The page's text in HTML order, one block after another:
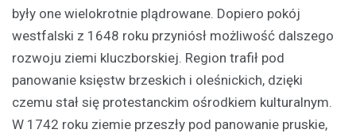
były one wielokrotnie plądrowane. Dopiero pokój
westfalski z 1648 roku przyniósł możliwość dalszego
rozwoju ziemi kluczborskiej. Region trafił pod
panowanie księstw brzeskich i oleśnickich, dzięki
czemu stał się protestanckim ośrodkiem kulturalnym.
W 1742 roku ziemie przeszły pod panowanie pruskie,